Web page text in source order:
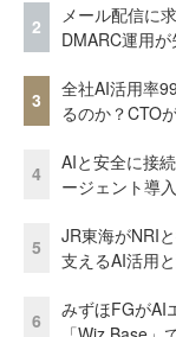
2
メール配信に
DMARC運用
3
全社AI活用率
るのか？CTO
4
AIと安全に接
ージェント導
5
JR東海がNRI
支えるAI活用
6
みずほFGがAI